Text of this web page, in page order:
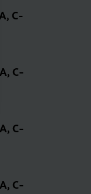
C-
C-
C-
C-